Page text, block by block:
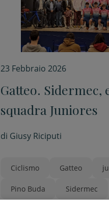
23 Febbraio 2026
Gatteo. Sidermec,
squadra Juniores
di Giusy Riciputi
Ciclismo Gatteo
Pino Buda Sidermec